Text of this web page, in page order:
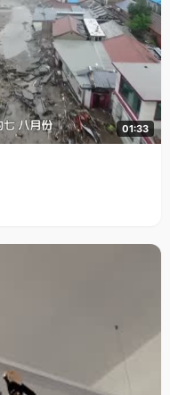
01:33